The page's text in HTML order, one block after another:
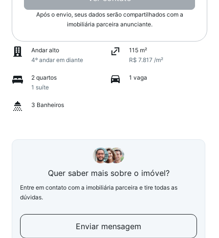
Após o envio, seus dados serão compartilhados com a
imobiliária parceira anunciante.
Andar alto
4º andar em diante
115 m²
R$ 7.817 /m²
2 quartos
1 suíte
1 vaga
3 Banheiros
Quer saber mais sobre o imóvel?
Entre em contato com a imobiliária parceira e tire todas as
dúvidas.
Enviar mensagem